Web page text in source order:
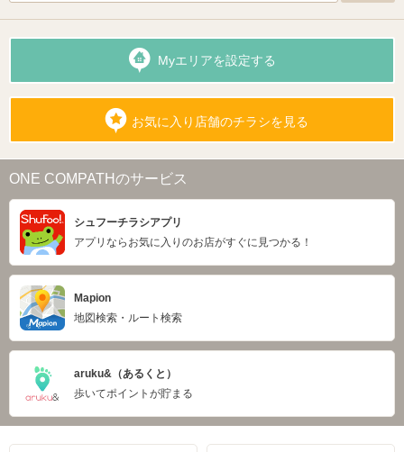
Myエリアを設定する
お気に入り店舗のチラシを見る
ONE COMPATHのサービス
シュフーチラシアプリ
アプリならお気に入りのお店がすぐに見つかる！
Mapion
地図検索・ルート検索
aruku&（あるくと）
歩いてポイントが貯まる